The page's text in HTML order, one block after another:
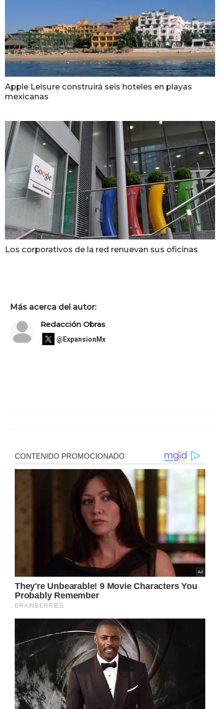
Apple Leisure construirá seis hoteles en playas
mexicanas
Los corporativos de la red renuevan sus oficinas
Más acerca del autor:
Redacción Obras
@ExpansionMx